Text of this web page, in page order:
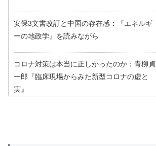
安保3文書改訂と中国の存在感：『エネルギ
ーの地政学』を読みながら
コロナ対策は本当に正しかったのか：青柳貞
一郎『臨床現場からみた新型コロナの虚と
実』